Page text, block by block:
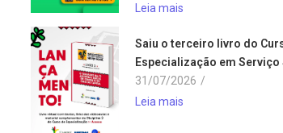
Leia mais
Saiu o terceiro livro do
Especialização em Serviço
31/07/2026 /
Leia mais